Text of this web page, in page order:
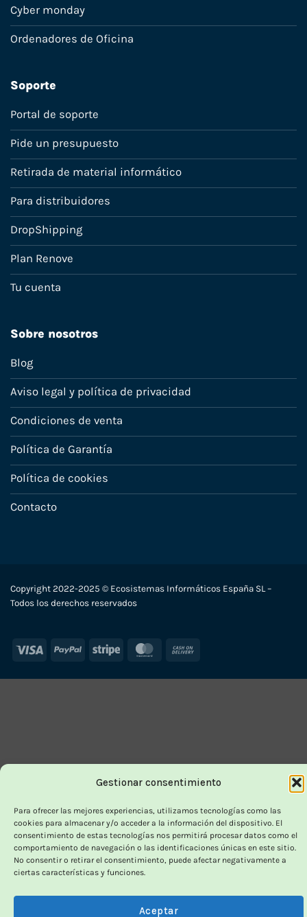
Gestionar consentimiento
Para ofrecer las mejores experiencias, utilizamos tecnologías como las
cookies para almacenar y/o acceder a la información del dispositivo. El
consentimiento de estas tecnologías nos permitirá procesar datos como el
comportamiento de navegación o las identificaciones únicas en este sitio.
No consentir o retirar el consentimiento, puede afectar negativamente a
ciertas características y funciones.
Aceptar
Cyber monday
Ordenadores de Oficina
Soporte
Portal de soporte
Pide un presupuesto
Retirada de material informático
Para distribuidores
DropShipping
Plan Renove
Tu cuenta
Sobre nosotros
Blog
Aviso legal y política de privacidad
Condiciones de venta
Política de Garantía
Política de cookies
Contacto
Copyright 2022-2025 © Ecosistemas Informáticos España SL –
Todos los derechos reservados
Visa PayPal Stripe MasterCard